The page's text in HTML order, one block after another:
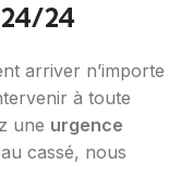
24
arriver n’importe
à toute
une urgence
cassé, nous